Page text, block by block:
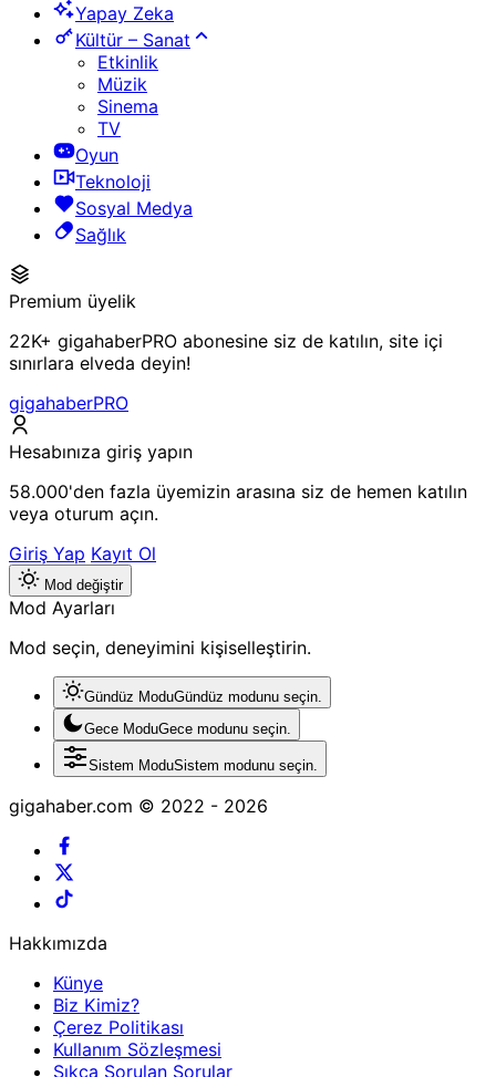
Yapay Zeka
Kültür – Sanat
Etkinlik
Müzik
Sinema
TV
Oyun
Teknoloji
Sosyal Medya
Sağlık
Premium üyelik
22K+ gigahaberPRO abonesine siz de katılın, site içi
sınırlara elveda deyin!
gigahaberPRO
Hesabınıza giriş yapın
58.000'den fazla üyemizin arasına siz de hemen katılın
veya oturum açın.
Giriş Yap Kayıt Ol
Mod değiştir
Mod Ayarları
Mod seçin, deneyimini kişiselleştirin.
Gündüz ModuGündüz modunu seçin.
Gece ModuGece modunu seçin.
Sistem ModuSistem modunu seçin.
gigahaber.com © 2022 - 2026
Hakkımızda
Künye
Biz Kimiz?
Çerez Politikası
Kullanım Sözleşmesi
Sıkça Sorulan Sorular